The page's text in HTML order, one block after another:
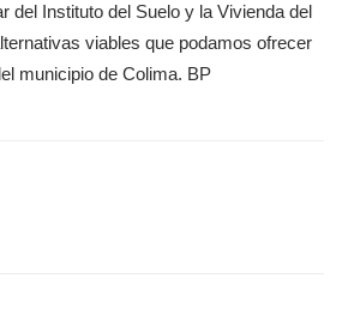
del Instituto del Suelo y la Vivienda del
viables que podamos ofrecer
municipio de Colima. BP